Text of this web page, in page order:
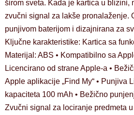
širom sveta. Kada je kartica u blizini,
zvučni signal za lakše pronalaženje.
punjivom baterijom i dizajnirana za
Ključne karakteristike: Kartica sa
Materijal: ABS • Kompatibilno sa
Licencirano od strane Apple-a •
Apple aplikacije „Find My“ • Punjiva
kapaciteta 100 mAh • Bežično
Zvučni signal za lociranje predmeta